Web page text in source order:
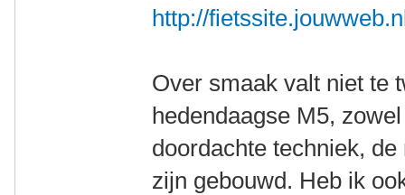
http://
Over smaak valt niet te
hedendaagse M5,
doordachte techniek,
zijn gebouwd. Heb ik